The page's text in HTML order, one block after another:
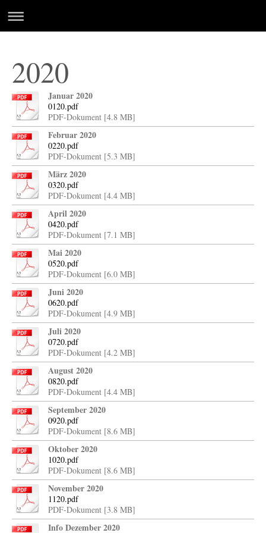
2020
Januar 2020
0120.pdf
PDF-Dokument [4.8 MB]
Februar 2020
0220.pdf
PDF-Dokument [5.3 MB]
März 2020
0320.pdf
PDF-Dokument [4.4 MB]
April 2020
0420.pdf
PDF-Dokument [7.1 MB]
Mai 2020
0520.pdf
PDF-Dokument [6.0 MB]
Juni 2020
0620.pdf
PDF-Dokument [4.9 MB]
Juli 2020
0720.pdf
PDF-Dokument [4.2 MB]
August 2020
0820.pdf
PDF-Dokument [4.4 MB]
September 2020
0920.pdf
PDF-Dokument [8.6 MB]
Oktober 2020
1020.pdf
PDF-Dokument [8.6 MB]
November 2020
1120.pdf
PDF-Dokument [3.8 MB]
Info Dezember 2020